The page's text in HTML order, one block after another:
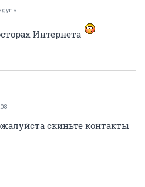
Интернета
скиньте контакты